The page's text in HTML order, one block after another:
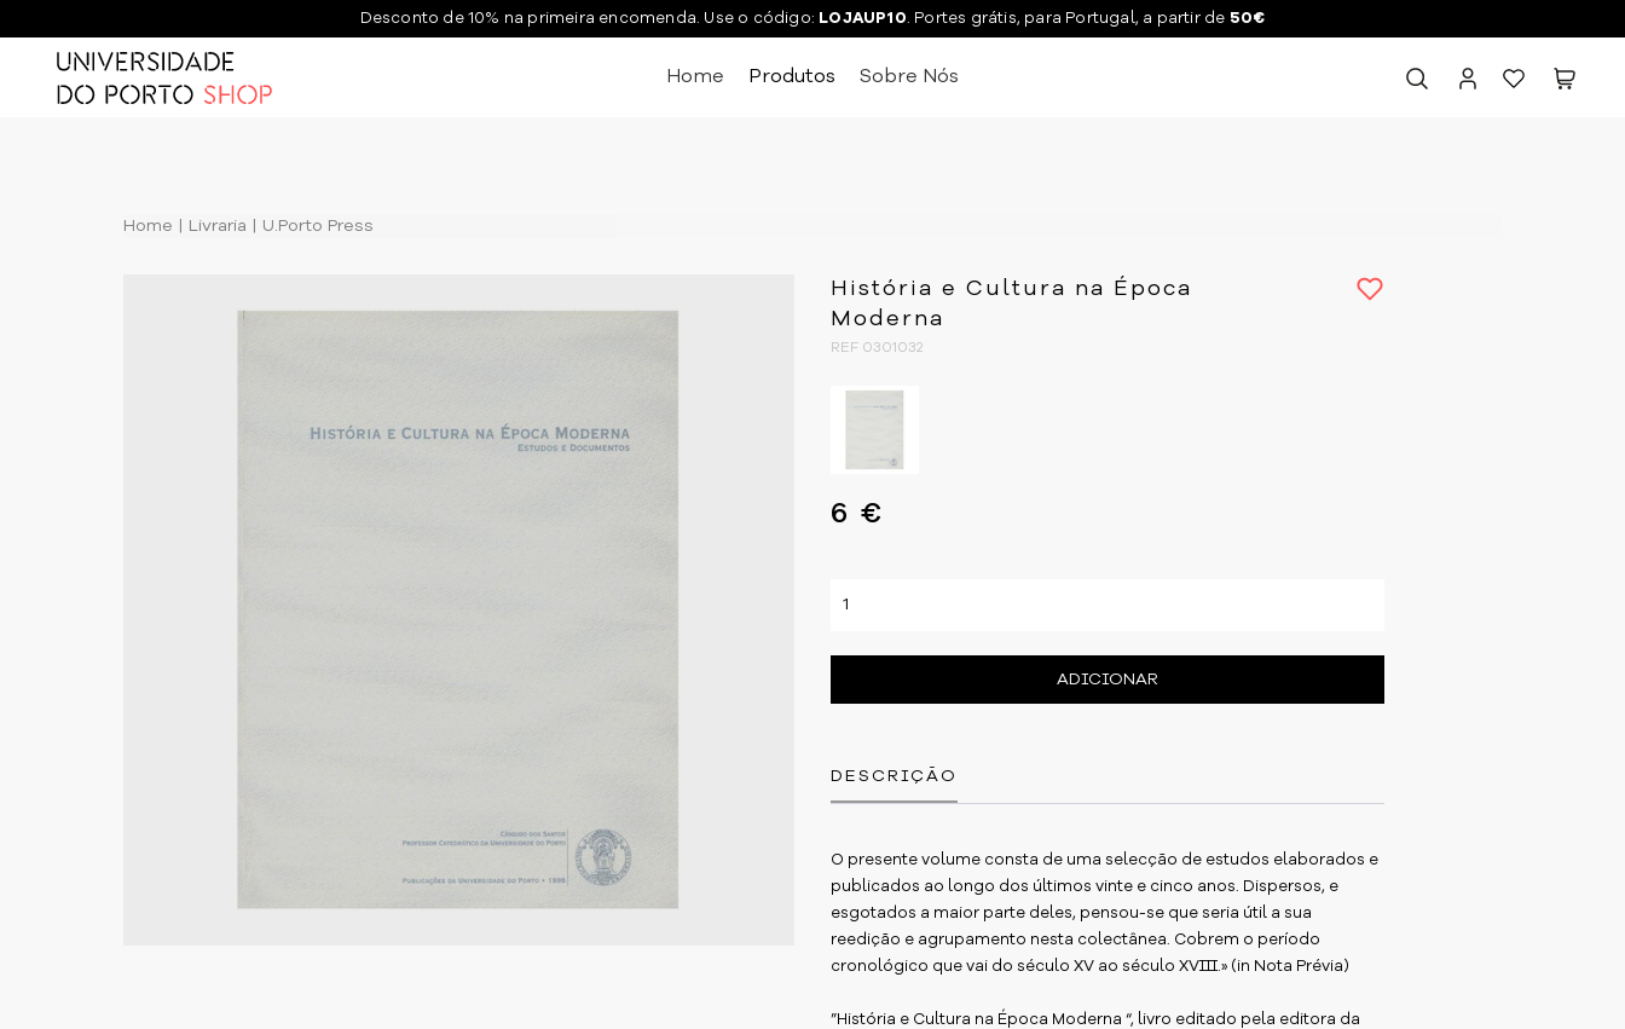
Desconto de 10% na primeira encomenda. Use o código: LOJAUP10 . Portes grátis, para Portugal, a partir de 50€
Home Produtos Sobre Nós
Home Livraria U.Porto Press
História e Cultura na Época
Moderna
REF 0301032
6 €
ADICIONAR
DESCRIÇÃO
O presente volume consta de uma selecção de estudos elaborados e
publicados ao longo dos últimos vinte e cinco anos. Dispersos, e
esgotados a maior parte deles, pensou-se que seria útil a sua
reedição e agrupamento nesta colectânea. Cobrem o período
cronológico que vai do século XV ao século XVIII.» (in Nota Prévia)
”História e Cultura na Época Moderna “, livro editado pela editora da